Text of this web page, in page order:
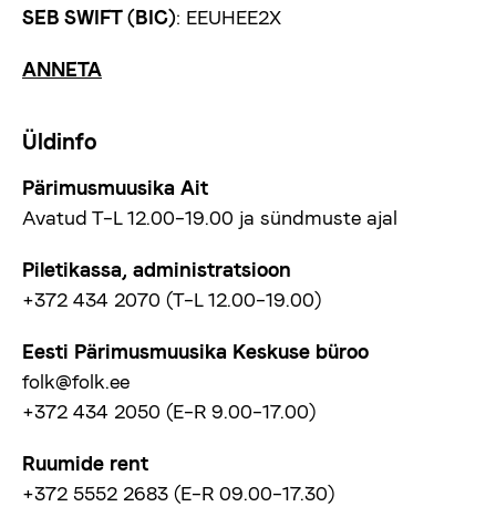
SEB SWIFT (BIC): EEUHEE2X
ANNETA
Üldinfo
Pärimusmuusika Ait
Avatud T–L 12.00–19.00 ja sündmuste ajal
Piletikassa, administratsioon
+372 434 2070 (T–L 12.00–19.00)
Eesti Pärimusmuusika Keskuse büroo
folk@folk.ee
+372 434 2050 (E–R 9.00–17.00)
Ruumide rent
+372 5552 2683 (E–R 09.00–17.30)